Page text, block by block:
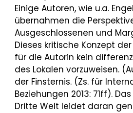
Einige Autoren, wie u.a.
übernahmen die
Ausgeschlossenen und
Dieses kritische Konzept
für die Autorin kein
des Lokalen vorzuweisen.
der Finsternis. (Zs. für
Beziehungen 2013: 71ff).
Dritte Welt leidet daran